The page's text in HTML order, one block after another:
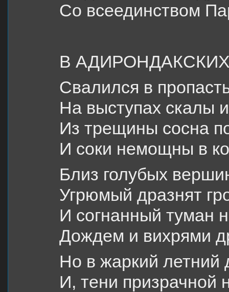
Со всеединством
В
Свалился в
На выступах скалы
Из трещины сосна
И соки немощны в
Близ голубых
Угрюмый дразнят
И согнанный туман
Дождем и вихрями
Но в жаркий летний
И, тени призрачной